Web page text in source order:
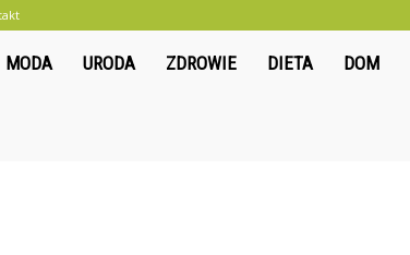
Oliwkowo.pl
MODA URODA ZDROWIE DIETA DOM